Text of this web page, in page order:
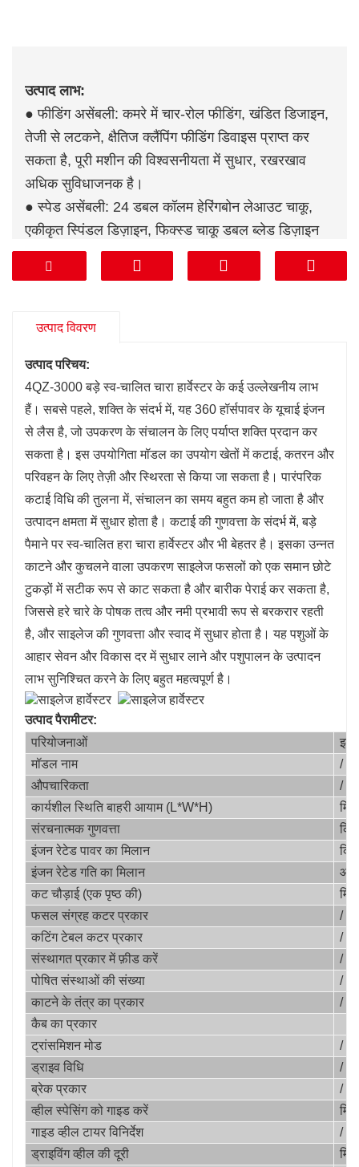
उत्पाद लाभ:
● फीडिंग असेंबली: कमरे में चार-रोल फीडिंग, खंडित डिजाइन,
तेजी से लटकने, क्षैतिज क्लैंपिंग फीडिंग डिवाइस प्राप्त कर
सकता है, पूरी मशीन की विश्वसनीयता में सुधार, रखरखाव
अधिक सुविधाजनक है।
● स्पेड असेंबली: 24 डबल कॉलम हेरिंगबोन लेआउट चाकू,
एकीकृत स्पिंडल डिज़ाइन, फिक्स्ड चाकू डबल ब्लेड डिज़ाइन
को गोद लेता है, उलटा और प्रतिस्थापित किया जा सकता है,
मानक स्वचालित पीसने वाला चाकू।
कुचल दर 97% से अधिक, पशुधन palatability और खिला
● डिलीवरी डिवाइस असेंबली: वर्म व्हील और वर्म मैकेनिज्म को
अपनाएं, जो ± 180 रोटेशन का एहसास कर सकता है, नोजल
एंगल को प्रभावी ढंग से लॉक कर सकता है, और स्प्रे एंगल को
अधिक स्थिर बना सकता है।
● पावरट्रेन: वीचाई 360अश्वशक्ति इंजन, पीटीओ बुद्धिमान
ईंधन बचत नियंत्रण, हल्के भार, मध्यम भार, भारी भार स्विचिंग
समारोह के साथ, आवेदन इलाके के अनुसार, वैकल्पिक चार
पहिया ड्राइव, आदि।
उत्पाद विवरण
उत्पाद परिचय:
4QZ-3000 बड़े स्व-चालित चारा हार्वेस्टर के कई उल्लेखनीय लाभ
हैं। सबसे पहले, शक्ति के संदर्भ में, यह 360 हॉर्सपावर के यूचाई इंजन
से लैस है, जो उपकरण के संचालन के लिए पर्याप्त शक्ति प्रदान कर
सकता है। इस उपयोगिता मॉडल का उपयोग खेतों में कटाई, कतरन और
परिवहन के लिए तेज़ी और स्थिरता से किया जा सकता है। पारंपरिक
कटाई विधि की तुलना में, संचालन का समय बहुत कम हो जाता है और
उत्पादन क्षमता में सुधार होता है। कटाई की गुणवत्ता के संदर्भ में, बड़े
पैमाने पर स्व-चालित हरा चारा हार्वेस्टर और भी बेहतर है। इसका उन्नत
काटने और कुचलने वाला उपकरण साइलेज फसलों को एक समान छोटे
टुकड़ों में सटीक रूप से काट सकता है और बारीक पेराई कर सकता है,
जिससे हरे चारे के पोषक तत्व और नमी प्रभावी रूप से बरकरार रहती
है, और साइलेज की गुणवत्ता और स्वाद में सुधार होता है। यह पशुओं के
आहार सेवन और विकास दर में सुधार लाने और पशुपालन के उत्पादन
लाभ सुनिश्चित करने के लिए बहुत महत्वपूर्ण है।
उत्पाद पैरामीटर:
परियोजनाओं
मॉडल नाम
/
औपचारिकता
/
कार्यशील स्थिति बाहरी आयाम (L*W*H)
मिमी
संरचनात्मक गुणवत्ता
इंजन रेटेड पावर का मिलान
इंजन रेटेड गति का मिलान
कट चौड़ाई (एक पृष्ठ की)
मिमी
फसल संग्रह कटर प्रकार
/
कटिंग टेबल कटर प्रकार
/
संस्थागत प्रकार में फ़ीड करें
/
पोषित संस्थाओं की संख्या
/
काटने के तंत्र का प्रकार
/
कैब का प्रकार
ट्रांसमिशन मोड
/
ड्राइव विधि
/
ब्रेक प्रकार
/
व्हील स्पेसिंग को गाइड करें
मिमी
गाइड व्हील टायर विनिर्देश
/
ड्राइविंग व्हील की दूरी
मिमी